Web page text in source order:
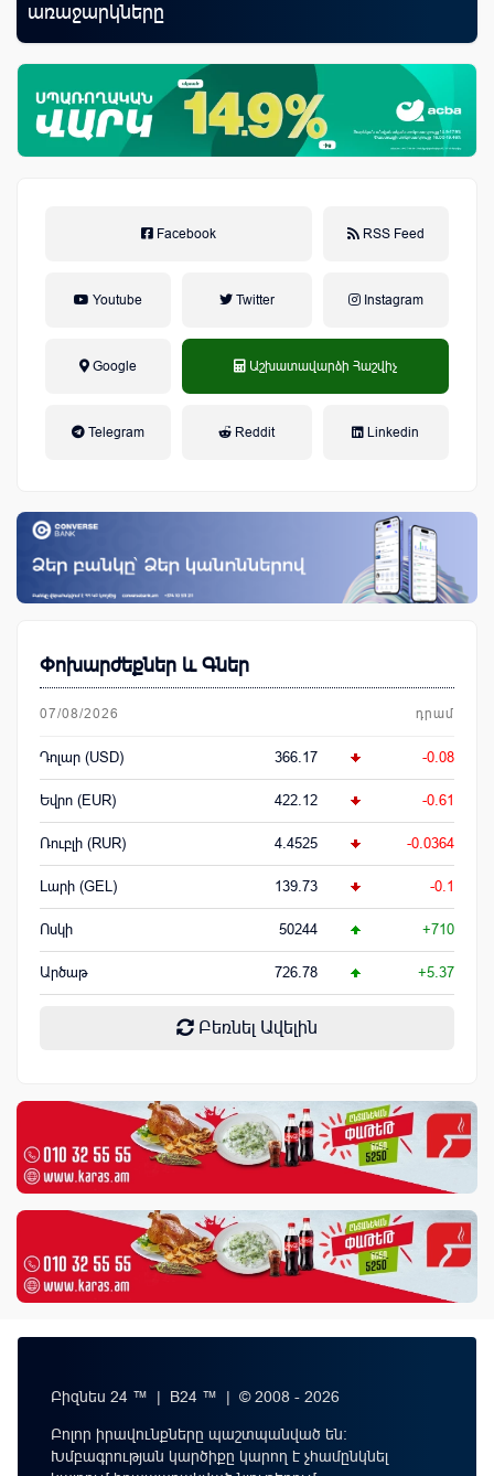
առաջարկները
Facebook RSS Feed
Youtube Twitter Instagram
Google Աշխատավարձի Հաշվիչ
Telegram Reddit Linkedin
Փոխարժեքներ և Գներ
07/08/2026 դրամ
Դոլար (USD) 366.17 -0.08
Եվրո (EUR) 422.12 -0.61
Ռուբլի (RUR) 4.4525 -0.0364
Լարի (GEL) 139.73 -0.1
Ոսկի 50244 +710
Արծաթ 726.78 +5.37
Բեռնել Ավելին
Բիզնես 24 ™ | B24 ™ | © 2008 - 2026
Բոլոր իրավունքները պաշտպանված են:
Խմբագրության կարծիքը կարող է չհամընկնել